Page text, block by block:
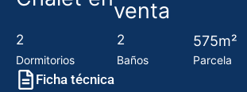
venta
2
Dormitorios
2
Baños
575m²
Parcela
Ficha técnica